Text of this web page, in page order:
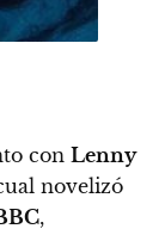
con Lenny
novelizó
,